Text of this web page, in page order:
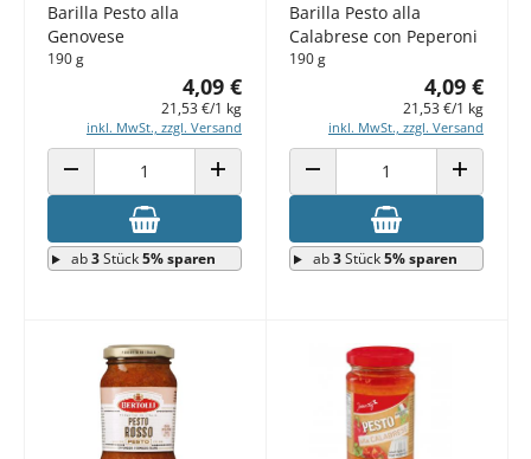
Barilla Pesto alla
Genovese
190 g
4,09 €
21,53 €/1 kg
inkl. MwSt., zzgl. Versand
ANZAHL VERRINGERN ANZAHL ERHÖHEN
ab3Stück5% sparen
Barilla Pesto alla
Calabrese con Peperoni
190 g
4,09 €
21,53 €/1 kg
inkl. MwSt., zzgl. Versand
ANZAHL VERRINGERN ANZAHL
ab3Stück5% sparen